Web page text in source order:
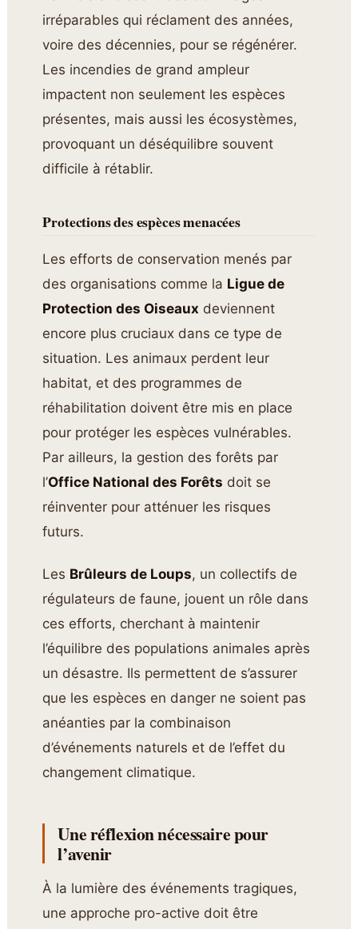
irréparables qui réclament des années,
voire des décennies, pour se régénérer.
Les incendies de grand ampleur
impactent non seulement les espèces
présentes, mais aussi les écosystèmes,
provoquant un déséquilibre souvent
difficile à rétablir.
Protections des espèces menacées
Les efforts de conservation menés par
des organisations comme la Ligue de
Protection des Oiseaux deviennent
encore plus cruciaux dans ce type de
situation. Les animaux perdent leur
habitat, et des programmes de
réhabilitation doivent être mis en place
pour protéger les espèces vulnérables.
Par ailleurs, la gestion des forêts par
l’Office National des Forêts doit se
réinventer pour atténuer les risques
futurs.
Les Brûleurs de Loups, un collectifs de
régulateurs de faune, jouent un rôle dans
ces efforts, cherchant à maintenir
l’équilibre des populations animales après
un désastre. Ils permettent de s’assurer
que les espèces en danger ne soient pas
anéanties par la combinaison
d’événements naturels et de l’effet du
changement climatique.
Une réflexion nécessaire pour
l’avenir
À la lumière des événements tragiques,
une approche pro-active doit être